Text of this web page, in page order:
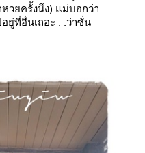
วยครั้งนึง) แม่บอกว่า
ยู่ที่อื่นเถอะ . .ว่าซั่น